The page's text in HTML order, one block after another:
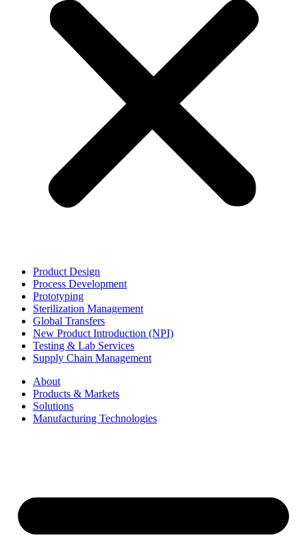
Product Design
Process Development
Prototyping
Sterilization Management
Global Transfers
New Product Introduction (NPI)
Testing & Lab Services
Supply Chain Management
About
Products & Markets
Solutions
Manufacturing Technologies